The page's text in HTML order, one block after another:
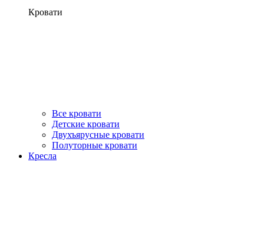
Кровати
Все кровати
Детские кровати
Двухъярусные кровати
Полуторные кровати
Кресла